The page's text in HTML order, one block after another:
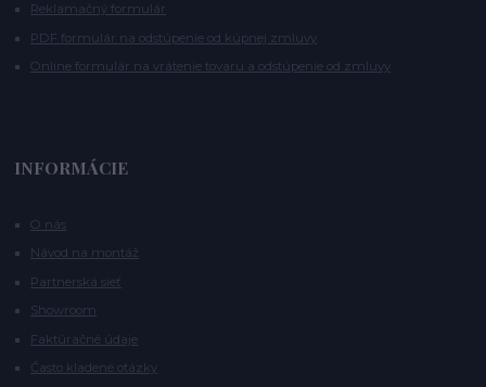
Reklamačný formulár
PDF formulár na odstúpenie od kúpnej zmluvy
Online formulár na vrátenie tovaru a odstúpenie od zmluvy
INFORMÁCIE
O nás
Návod na montáž
Partnerská sieť
Showroom
Faktúračné údaje
Často kladené otázky